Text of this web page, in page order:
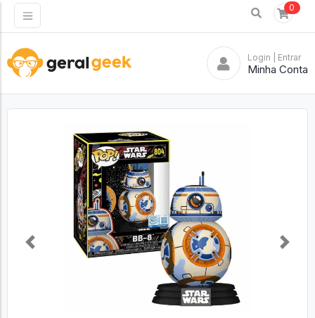
0
Login | Entrar
Minha Conta
Previous Next